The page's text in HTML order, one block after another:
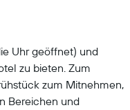
Uhr geöffnet) und
zu bieten. Zum
zum Mitnehmen,
Bereichen und